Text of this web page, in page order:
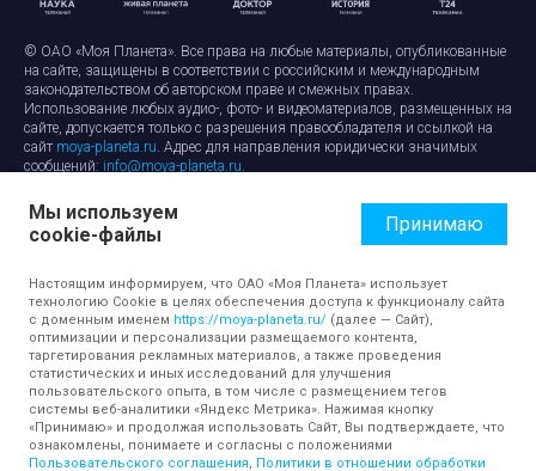
© ОАО «Моя Планета». Все права на любые материалы, опубликованные
на сайте, защищены в соответствии с российским и международным
законодательством об авторском праве и смежных правах.
Использование любых аудио-, фото- и видеоматериалов, размещенных на
сайте, допускается только с разрешения правообладателя и ссылкой на
сайт moya-planeta.ru. Адрес для направления юридически значимых
сообщений: info@moya-planeta.ru.
Правила сайтаРабота с cookie-файлами
Защита персональных данных
Обработка персональных данных
Мы используем
cookie-файлы
Принимаю
Настоящим информируем, что ОАО «Моя Планета» использует
технологию Cookie в целях обеспечения доступа к функционалу сайта
с доменным именем https://moya-planeta.ru/ (далее — Сайт),
оптимизации и персонализации размещаемого контента,
таргетирования рекламных материалов, а также проведения
статистических и иных исследований для улучшения
пользовательского опыта, в том числе с размещением тегов
системы веб-аналитики «Яндекс Метрика». Нажимая кнопку
«Принимаю» и продолжая использовать Сайт, Вы подтверждаете, что
ознакомлены, понимаете и согласны с положениями
Пользовательского соглашения, Политики в отношении обработки